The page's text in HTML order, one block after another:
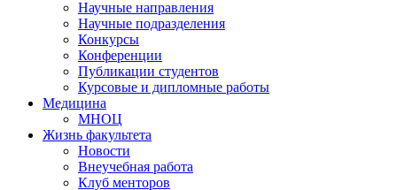
Научные направления
Научные подразделения
Конкурсы
Конференции
Публикации студентов
Курсовые и дипломные работы
Медицина
МНОЦ
Жизнь факультета
Новости
Внеучебная работа
Клуб менторов